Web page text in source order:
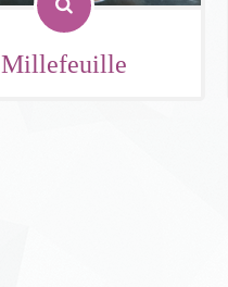
Millefeuille